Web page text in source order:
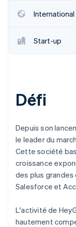
International
Start-up
Défi
Depuis son
le leader du
Cette société
croissance
des plus
Salesforce et
L'activité de
hautement